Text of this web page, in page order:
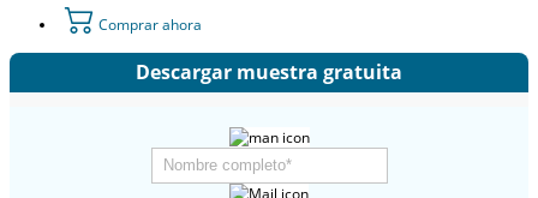
Comprar ahora
Descargar muestra gratuita